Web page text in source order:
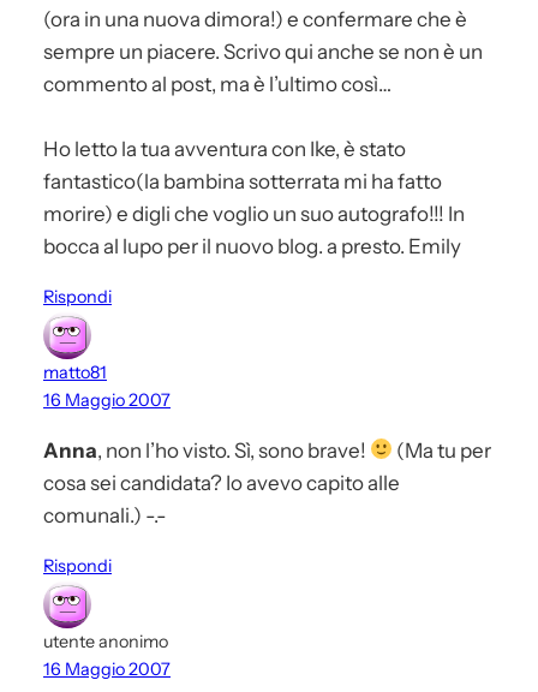
(ora in una nuova dimora!) e confermare che è
sempre un piacere. Scrivo qui anche se non è un
commento al post, ma è l’ultimo così…
Ho letto la tua avventura con Ike, è stato
fantastico(la bambina sotterrata mi ha fatto
morire) e digli che voglio un suo autografo!!! In
bocca al lupo per il nuovo blog. a presto. Emily
Rispondi
matto81
16 Maggio 2007
Anna, non l’ho visto. Sì, sono brave!
(Ma tu per
cosa sei candidata? Io avevo capito alle
comunali.) -.-
Rispondi
utente anonimo
16 Maggio 2007